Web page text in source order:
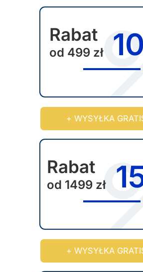
Rabat
od 499 zł
+ WYSYŁKA
Rabat
od 1499 zł
+ WYSYŁKA